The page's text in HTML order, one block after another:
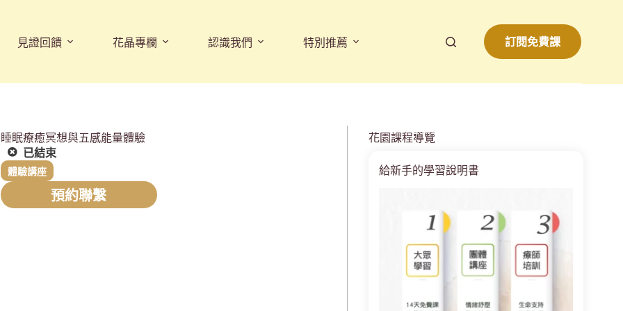
見證回饋 花晶專欄 認識我們 特別推薦 訂閱免費課
睡眠療癒冥想與五感能量體驗
已結束
體驗講座
預約聯繫
花園課程導覽
給新手的學習說明書